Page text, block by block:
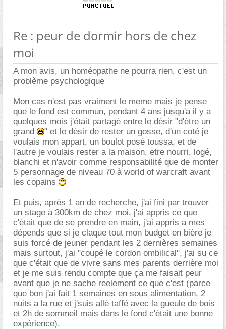
Re : peur de dormir hors de chez
moi
A mon avis, un homéopathe ne pourra rien, c'est un
problème psychologique
Mon cas n'est pas vraiment le meme mais je pense
que le fond est commun, pendant 4 ans jusqu'a il y a
quelques mois j'était partagé entre le désir "d'ètre un
grand
" et le désir de rester un gosse, d'un coté je
voulais mon appart, un boulot posé toussa, et de
l'autre je voulais rester a la maison, etre nourri, logé,
blanchi et n'avoir comme responsabilité que de monter
5 personnage de niveau 70 à world of warcraft avant
les copains
Et puis, après 1 an de recherche, j'ai fini par trouver
un stage à 300km de chez moi, j'ai appris ce que
c'était que de se prendre en main, j'ai appris a mes
dépends que si je claque tout mon budget en bière je
suis forcé de jeuner pendant les 2 dernières semaines
mais surtout, j'ai "coupé le cordon ombilical", j'ai su ce
que c'était que de vivre sans mes parents derrière moi
et je me suis rendu compte que ça me faisait peur
avant que je ne sache reelement ce que c'est (parce
que bon j'ai fait 1 semaines en sous alimentation, 2
nuits a la rue et j'suis allé taffé avec la gueule de bois
et 2h de sommeil mais dans le fond c'était une bonne
expérience).